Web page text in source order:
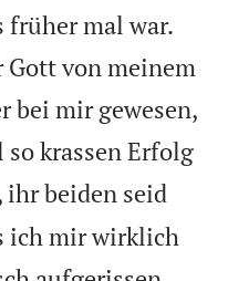
früher mal war.
Gott von meinem
bei mir gewesen,
krassen Erfolg
ihr beiden seid
ich mir wirklich